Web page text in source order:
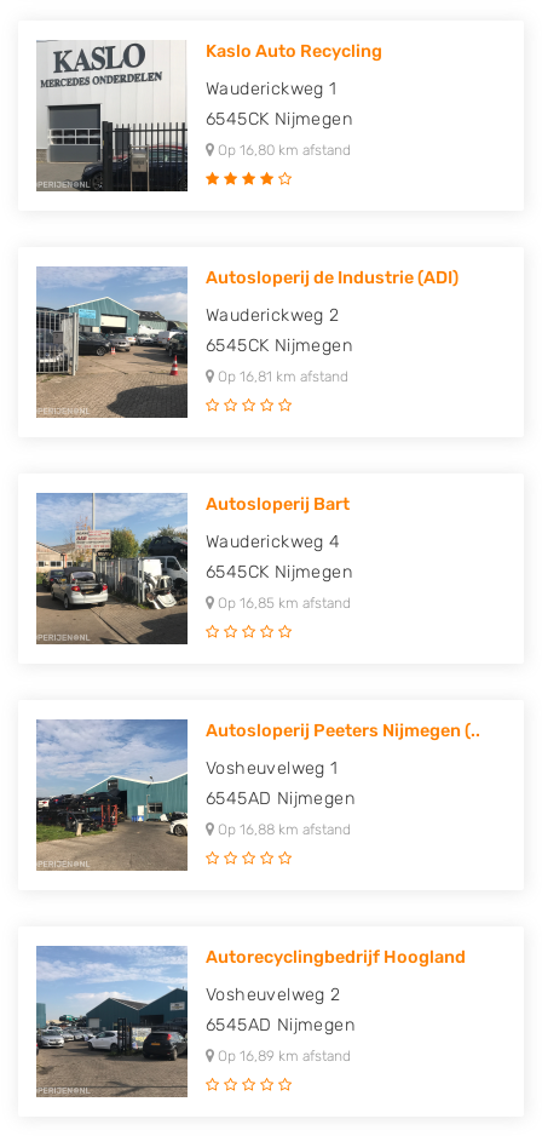
Kaslo Auto Recycling
Wauderickweg 1
6545CK Nijmegen
Op 16,80 km afstand
Autosloperij de Industrie (ADI)
Wauderickweg 2
6545CK Nijmegen
Op 16,81 km afstand
Autosloperij Bart
Wauderickweg 4
6545CK Nijmegen
Op 16,85 km afstand
Autosloperij Peeters Nijmegen (..
Vosheuvelweg 1
6545AD Nijmegen
Op 16,88 km afstand
Autorecyclingbedrijf Hoogland
Vosheuvelweg 2
6545AD Nijmegen
Op 16,89 km afstand